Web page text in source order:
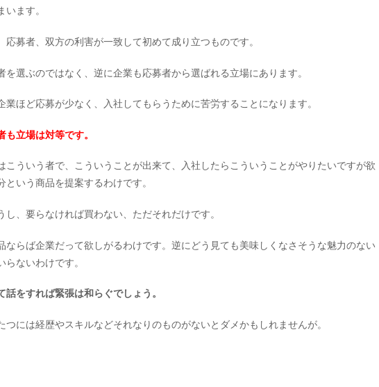
います。
応募者、双方の利害が一致して初めて成り立つものです。
を選ぶのではなく、逆に企業も応募者から選ばれる立場にあります。
業ほど応募が少なく、入社してもらうために苦労することになります。
立場は対等です。
こういう者で、こういうことが出来て、入社したらこういうことがやりたいですが欲
という商品を提案するわけです。
し、要らなければ買わない、ただそれだけです。
ならば企業だって欲しがるわけです。逆にどう見ても美味しくなさそうな魅力のない
ないわけです。
話をすれば緊張は和らぐでしょう。
つには経歴やスキルなどそれなりのものがないとダメかもしれませんが。